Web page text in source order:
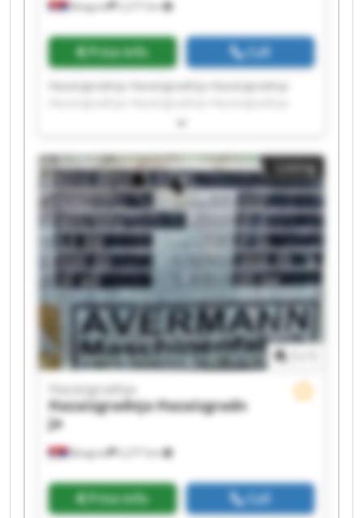
Beograd 2,277 km
Price info Call
Hazaizgradnja Hazaizgradnja Hazaizgradnja
Hazaizgradnja Hazaizgradnja Hazaizgradnja
Hazaizgradnja Hazaizgradnja Hazaizgradnja
Hazaizgradnja Hazaizgradnja Hazaizgradnja
Hazaizgradnja Hazaizgradnja
Listing
Beograd 2,277 km
Hazaizgradnja
HazaizgradnjaHazaizgradn
ja
Price info Call